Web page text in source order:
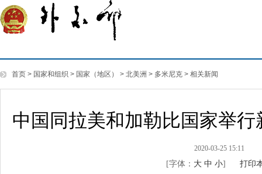
首页 > 国家和组织 > 国家（地区） > 北美洲 > 多米尼克 > 相关新闻
中国同拉美和加勒比国家举
2020-03-25 15:11
[字体： 大 中 小] 打印